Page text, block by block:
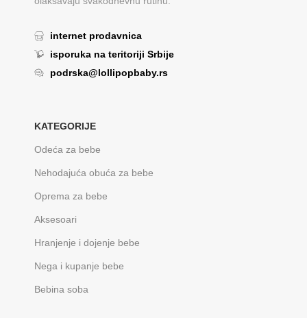
internet prodavnica
isporuka na teritoriji Srbije
podrska@lollipopbaby.rs
KATEGORIJE
Odeća za bebe
Nehodajuća obuća za bebe
Oprema za bebe
Aksesoari
Hranjenje i dojenje bebe
Nega i kupanje bebe
Bebina soba